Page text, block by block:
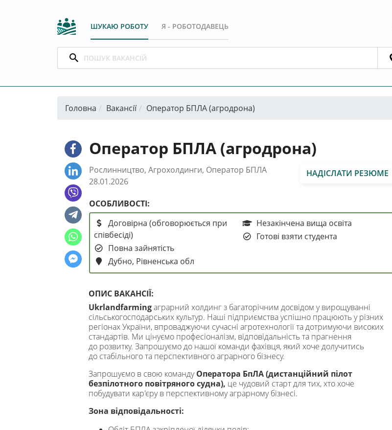
ШУКАЮ РОБОТУ Я - РОБОТОДАВЕЦЬ
Головна Вакансії Оператор БПЛА (агродрона)
Оператор БПЛА (агродрона)
Рослинництво, Агрохолдинги, Оператор БПЛА
28.01.2026
НАДІСЛАТИ РЕЗЮМЕ
ОСОБЛИВОСТІ:
Договірна (обговорюється при
співбесіді)
Повна зайнятість
Дубно, Рівненська обл
Незакінчена вища освіта
Готові взяти студента
ОПИС ВАКАНСІЇ:
Ukrlandfarmingаграрний холдинг з багаторічним досвідом у вирощуванні
сільськогосподарських культур. Наші підприємства успішно працюють у різних
регіонах України, впроваджуючи сучасні агротехнології та дотримуючи високих
стандартів. Ми цінуємо професіоналізм, відповідальність та прагнення
до розвитку. Запрошуємо до нашої команди фахівця, який хоче долучитись
до стабільного та перспективного аграрного бізнесу.
Запрошуємо в свою командуОператора БпЛА (дистанційний пілот
безпілотного повітряного судна), це чудовий старт для тих, хто хоче
побудувати кар'єру в перспективному аграрному бізнесі.
Зона відповідальності: